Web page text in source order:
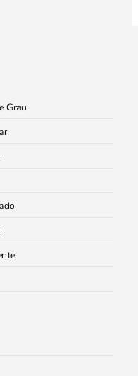
Grau